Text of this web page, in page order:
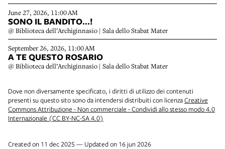
June 27, 2026, 11:00 AM
SONO IL BANDITO…!
@ Biblioteca dell’Archiginnasio | Sala dello Stabat Mater
September 26, 2026, 11:00 AM
A TE QUESTO ROSARIO
@ Biblioteca dell’Archiginnasio | Sala dello Stabat Mater
Dove non diversamente specificato, i diritti di utilizzo dei contenuti
presenti su questo sito sono da intendersi distribuiti con licenzaCreative
Commons Attribuzione - Non commerciale - Condividi allo stesso modo 4.0
Internazionale (CC BY-NC-SA 4.0)
Created on 11 dec 2025 — Updated on 16 jun 2026